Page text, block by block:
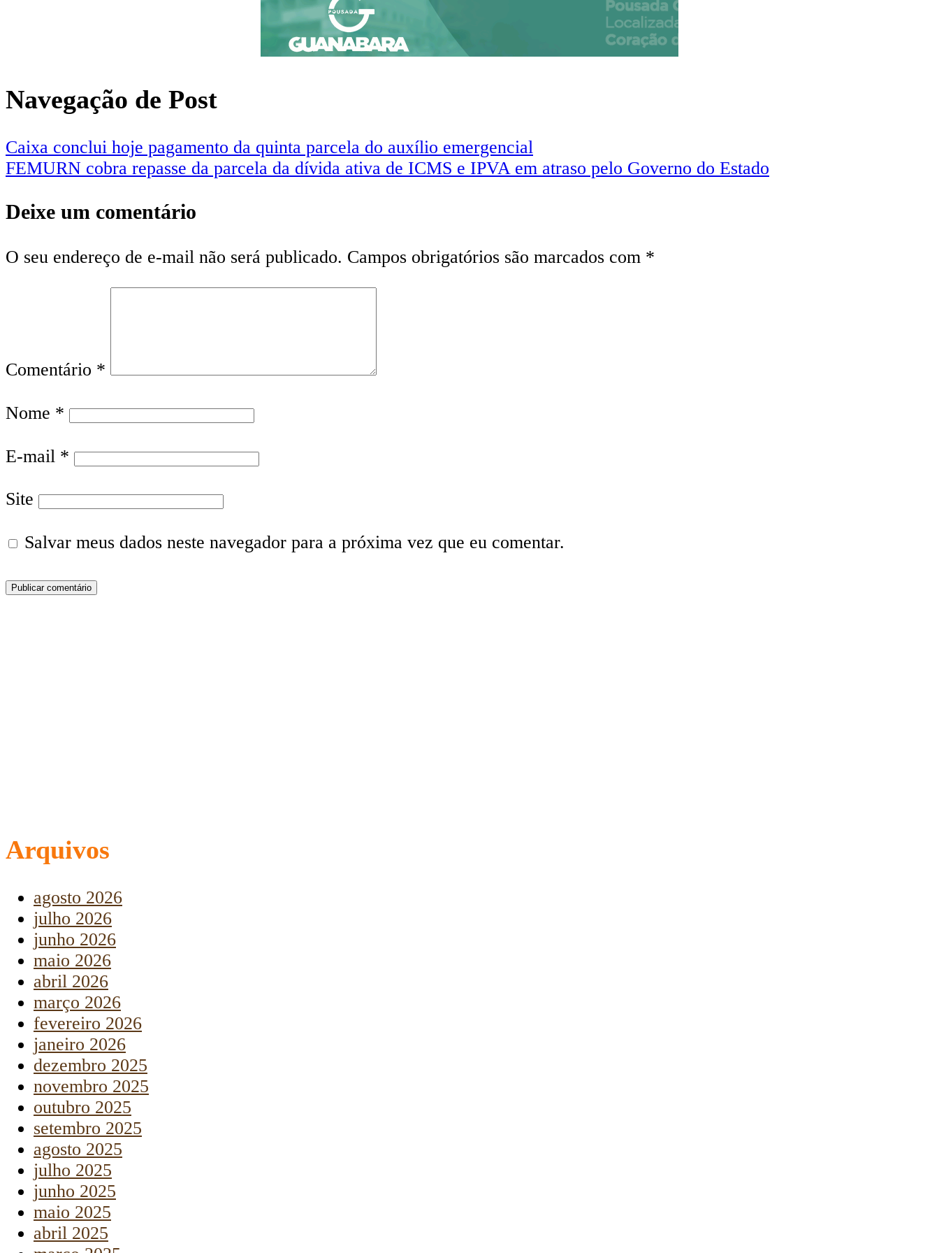
Navegação de Post
Caixa conclui hoje pagamento da quinta parcela do auxílio emergencial
FEMURN cobra repasse da parcela da dívida ativa de ICMS e IPVA em atraso pelo Governo do Estado
Deixe um comentário
O seu endereço de e-mail não será publicado. Campos obrigatórios são marcados com *
Comentário *
Nome *
E-mail *
Site
Salvar meus dados neste navegador para a próxima vez que eu comentar.
Arquivos
agosto 2026
julho 2026
junho 2026
maio 2026
abril 2026
março 2026
fevereiro 2026
janeiro 2026
dezembro 2025
novembro 2025
outubro 2025
setembro 2025
agosto 2025
julho 2025
junho 2025
maio 2025
abril 2025